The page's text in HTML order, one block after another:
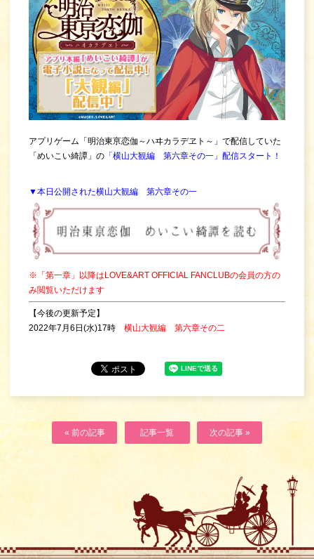
アプリゲーム「明治東亰恋伽～ハヰカラデヱト～」で配信していた
「めいこい綺譚」の「横山大観編 第六章その一」配信スタート！
▼本日公開された横山大観編 第六章その一
※「第一章」以降はLOVE&ART OFFICIAL FANCLUBの会員の方の
み閲覧いただけます
【今後の更新予定】
2022年7月6日(水)17時 横山大観編 第六章その二
« 前の記事 記事一覧 次の記事 »